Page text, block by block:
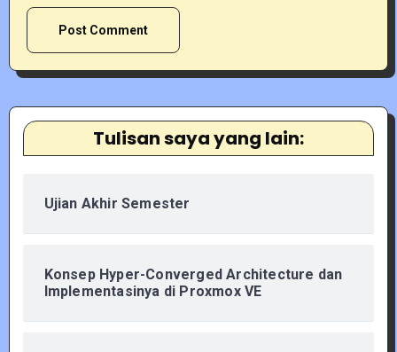
Tulisan saya yang lain:
Ujian Akhir Semester
Konsep Hyper-Converged Architecture dan
Implementasinya di Proxmox VE